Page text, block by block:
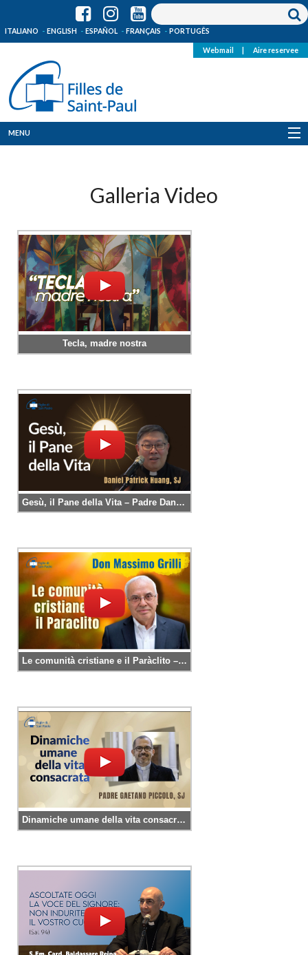
ITALIANO ENGLISH ESPAÑOL FRANÇAIS PORTUGÊS
Webmail Aire reservee
MENU
Où sommes-nous
News
Ressources
Media
Tecla, madre nostra
Gesù, il Pane della Vita – Padre Daniel Patrick Huang, SJ
Le comunità cristiane e il Paràclito – Don Massimo Grilli
Dinamiche umane della vita consacrata – Padre Gaetano Piccolo, SJ